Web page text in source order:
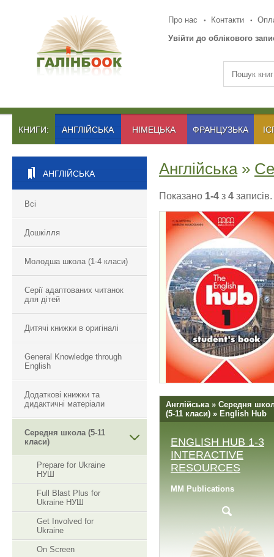
Про нас Контакти
Увійти до облікового
КНИГИ: АНГЛІЙСЬКА НІМЕЦЬКА ФРАНЦУЗЬКА
АНГЛІЙСЬКА
Всі
Дошкілля
Молодша школа (1-4 класи)
Серії адаптованих читанок
для дітей
Дитячі книжки в оригіналі
General Knowledge through
English
Додаткові книжки та
дидактичні матеріали
Середня школа (5-11
класи)
Prepare for Ukraine
НУШ
Full Blast Plus for
Ukraine НУШ
Get Involved for
Ukraine
On Screen
Англійська»
Показано 1-4 з 4 записів.
ENGLISH HUB 1
Англійська » Середня
(5-11 класи) » English Hub
ENGLISH HUB 1-3
INTERACTIVE
RESOURCES
MM Publications